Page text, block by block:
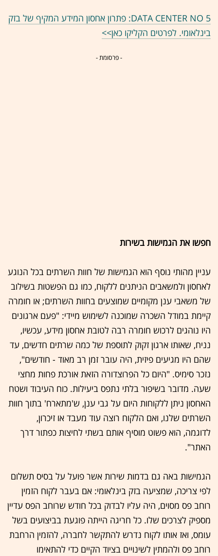
DATA CENTER NO 5: פתרון אחסון המידע המקיף של בזק
בינלאומי. לפרטים הקליקו כאן>>
- פרסומת -
חפשו את הגמישות בשירות
עניין מהותי נוסף הוא הגמישות של חוות השרתים בכל הנוגע
לאחסון ולמשאבים הניתנים ללקוח, כמו גם הפשטות בשילוב
של משאבי ענן מקומיים שמוצעים בחוות השרתים; או חומרה
קיימת במודל השכרה שמוכנה לשימוש מיידי: "פעם ארגונים
היו נוהגים לרכוש חומרה רבה לטובת אחסון מידע, עכשיו,
נניח, שאותו ארגון זקוק לתוספת של כמה שרתים חדשים, עד
שהם היו מגיעים פיזית, היה עובר זמן רב מאוד - חודשים",
נזכר סימיס. "היום כל הפרוצדורה הזאת אורכת פחות מחצי
שעה. מדובר בשיפור בלתי נתפס ביעילות. כוח העיבוד ושטח
האחסון ניתן ללקוחות היום על גבי ענן, ש'מתארח' בתוך חוות
השרתים שלנו, ואם הלקוח רוצה עוד מעבד או זיכרון,
לדוגמה, הוא פשוט מוסיף אותם בשתי לחיצות כפתור דרך
האתר".
הגמישות באה גם בדמות שירות אשר פועל על בסיס תשלום
לפי צריכה, שמציעה בזק בינלאומי: אם בעבר לקוח הזמין
רוחב פס מסוים, היה עליו לבדוק בכל חודש שרוחב הפס עדיין
מספיק לצרכים שלו. כל חריגה הייתה פוגעת בביצועים בשל
עומס, ואז אותו לקוח נדרש להתקשר לחברה, להזמין הרחבת
רוחב פס ולהמתין לשינויים בציוד הקיים כדי להתאימו